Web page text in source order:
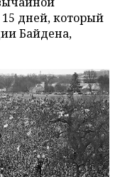
дней, который
Байдена,